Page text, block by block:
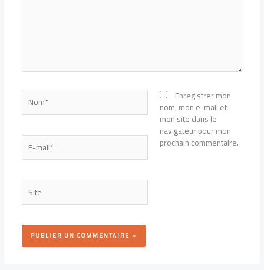
Nom*
E-
mail*
Site
Enregistrer mon
nom, mon e-mail et
mon site dans le
navigateur pour mon
prochain commentaire.